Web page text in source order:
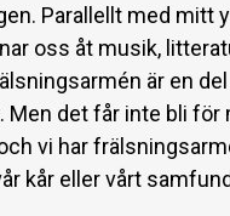
Parallellt med mitt
oss åt musik,
är en
Men det får inte bli för
vi har
kår eller vårt